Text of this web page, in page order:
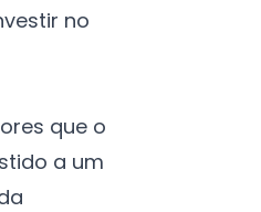
no
que o
a um